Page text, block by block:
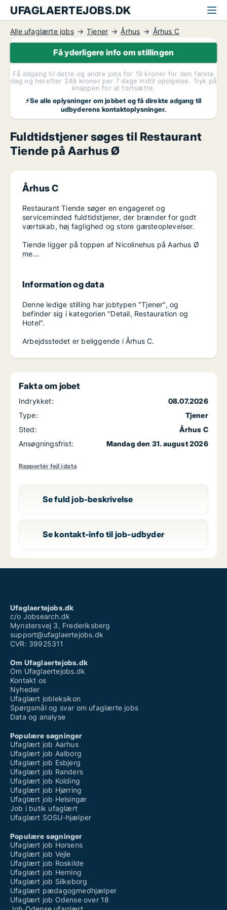
UFAGLAERTEJOBS.DK
Alle ufaglærte jobs Tjener Århus Århus C
Få yderligere info om stillingen
Få adgang til dette og andre jobs for 19 kroner for den første
dag og herefter 249 kroner per 7 dage indtil opsigelse. Tryk på
knappen for at fortsætte.
⚡Se alle oplysninger om jobbet og få direkte adgang til
udbyderens kontaktoplysninger.
Fuldtidstjener søges til Restaurant
Tiende på Aarhus Ø
Århus C
Restaurant Tiende søger en engageret og
serviceminded fuldtidstjener, der brænder for godt
værtskab, høj faglighed og store gæsteoplevelser.
Tiende ligger på toppen af Nicolinehus på Aarhus Ø
me...
Information og data
Denne ledige stilling har jobtypen "Tjener", og
befinder sig i kategorien "Detail, Restauration og
Hotel".
Arbejdsstedet er beliggende i Århus C.
Fakta om jobet
Indrykket:
08.07.2026
Type:
Tjener
Sted:
Århus C
Ansøgningsfrist:
Mandag den 31. august 2026
Rapportér fejl i data
Se fuld job-beskrivelse
Se kontakt-info til job-udbyder
Ufaglaertejobs.dk
c/o Jobsearch.dk
Mynstersvej 3, Frederiksberg
support@ufaglaertejobs.dk
CVR: 39925311
Om Ufaglaertejobs.dk
Om Ufaglaertejobs.dk
Kontakt os
Nyheder
Ufaglært jobleksikon
Spørgsmål og svar om ufaglærte jobs
Data og analyse
Populære søgninger
Ufaglært job Aarhus
Ufaglært job Aalborg
Ufaglært job Esbjerg
Ufaglært job Randers
Ufaglært job Kolding
Ufaglært job Hjørring
Ufaglært job Helsingør
Job i butik ufaglært
Ufaglært SOSU-hjælper
Populære søgninger
Ufaglært job Horsens
Ufaglært job Vejle
Ufaglært job Roskilde
Ufaglært job Herning
Ufaglært job Silkeborg
Ufaglært pædagogmedhjælper
Ufaglært job Odense over 18